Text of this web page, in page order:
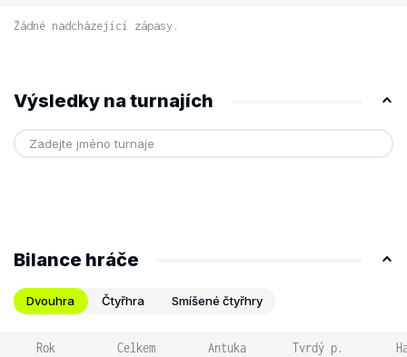
Žádné nadcházející zápasy.
Výsledky na turnajích
Bilance hráče
Dvouhra Čtyřhra Smíšené čtyřhry
Rok Celkem Antuka Tvrdý p.